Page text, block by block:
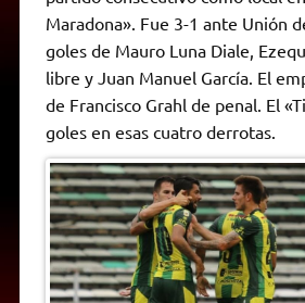
p
p
r
a
m
r
o
o
k
n
g
e
n
k
F
r
e
n
d
l
y
Maradona». Fue 3-1 ante Unión
goles de Mauro Luna Diale,
libre y Juan Manuel García. El
de Francisco Grahl de penal. El
goles en esas cuatro derrotas.